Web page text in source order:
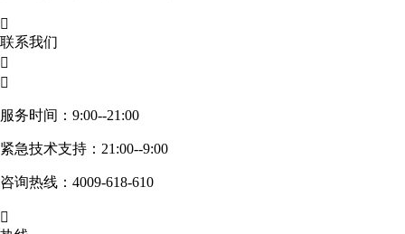

联系我们


服务时间：9:00--21:00
紧急技术支持：21:00--9:00
咨询热线：4009-618-610
